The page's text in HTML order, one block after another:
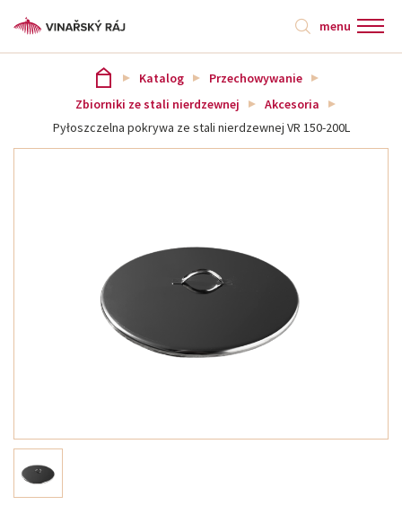
menu
Katalog
Przechowywanie
Zbiorniki ze stali nierdzewnej
Akcesoria
Pyłoszczelna pokrywa ze stali nierdzewnej VR 150-200L